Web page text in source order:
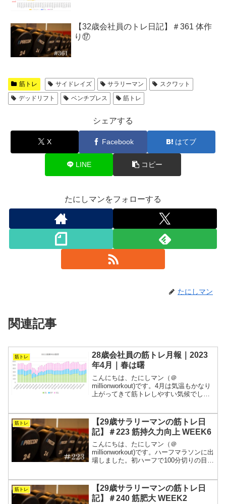
【32歳会社員のトレ日記】＃361 体作
り⑰
筋トレ サイドレイズ サラリーマン
スクワット
デッドリフト
ベンチプレス 筋トレ
シェアする
X Facebook はてブ
LINE コピー
たにしマンをフォローする
たにしマン
関連記事
筋トレ
28歳会社員の筋トレ月報｜2023
年4月｜春は曙
こんにちは、たにしマン（＠
millionworkout)です。4月は気温もかなり
上がってきて筋トレしやすい気候でし
ません（？）それと、デッドリフトで右
腰を痛めました。重...
筋トレ
【29歳サラリーマンの筋トレ日
記】＃223 筋持久力向上 WEEK6
こんにちは、たにしマン（＠
millionworkout)です。ハーフマラソンに出
場しました。初ハーフで100分切りの目標
す。トレーニングは軽めに行いました
が、その...
筋トレ
【29歳サラリーマンの筋トレ日
記】＃240 筋肥大 WEEK2